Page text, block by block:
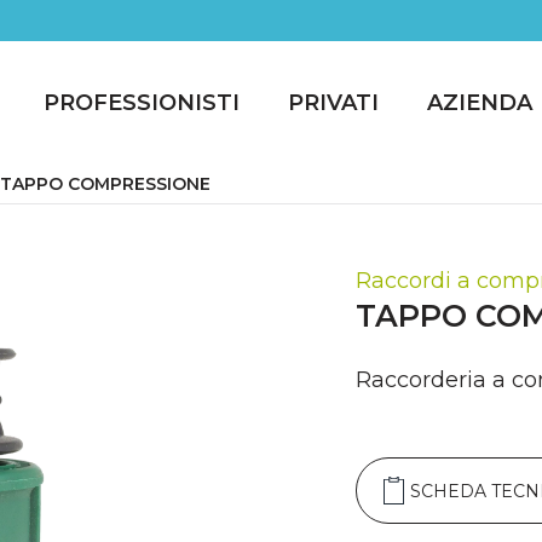
PROFESSIONISTI PRIVATI AZIENDA
TAPPO COMPRESSIONE
Raccordi a
TAPPO
Raccorderia a
SCHEDA